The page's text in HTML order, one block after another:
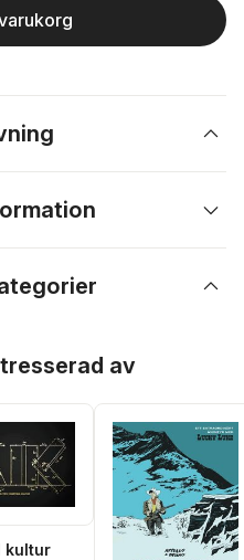
av
kultur